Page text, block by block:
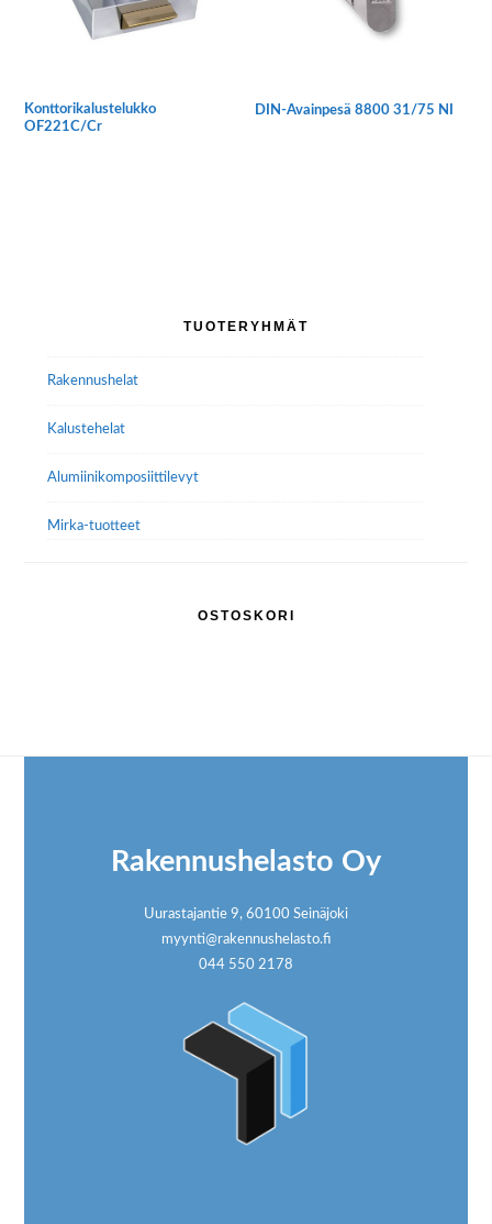
Konttorikalustelukko
OF221C/Cr
DIN-Avainpesä 8800 31/75 NI
TUOTERYHMÄT
Rakennushelat
Kalustehelat
Alumiini­komposiitti­levyt
Mirka-tuotteet
OSTOSKORI
Rakennushelasto Oy
Uurastajantie 9, 60100 Seinäjoki
myynti@rakennushelasto.fi
044 550 2178